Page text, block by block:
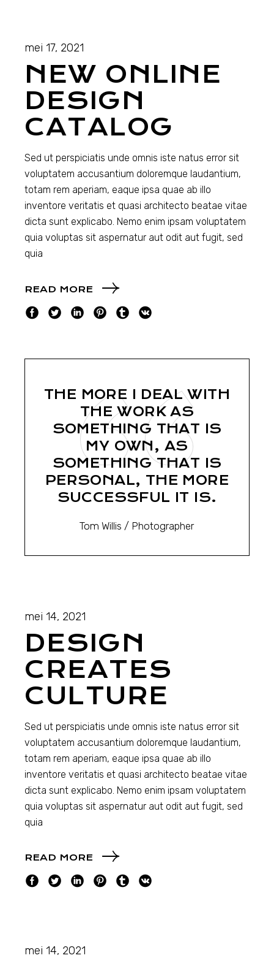
mei 17, 2021
NEW ONLINE
DESIGN
CATALOG
Sed ut perspiciatis unde omnis iste natus error sit
voluptatem accusantium doloremque laudantium,
totam rem aperiam, eaque ipsa quae ab illo
inventore veritatis et quasi architecto beatae vitae
dicta sunt explicabo. Nemo enim ipsam voluptatem
quia voluptas sit aspernatur aut odit aut fugit, sed
quia
READ MORE
THE MORE I DEAL WITH
THE WORK AS
SOMETHING THAT IS
MY OWN, AS
SOMETHING THAT IS
PERSONAL, THE MORE
SUCCESSFUL IT IS.
Tom Willis / Photographer
mei 14, 2021
DESIGN
CREATES
CULTURE
Sed ut perspiciatis unde omnis iste natus error sit
voluptatem accusantium doloremque laudantium,
totam rem aperiam, eaque ipsa quae ab illo
inventore veritatis et quasi architecto beatae vitae
dicta sunt explicabo. Nemo enim ipsam voluptatem
quia voluptas sit aspernatur aut odit aut fugit, sed
quia
READ MORE
mei 14, 2021